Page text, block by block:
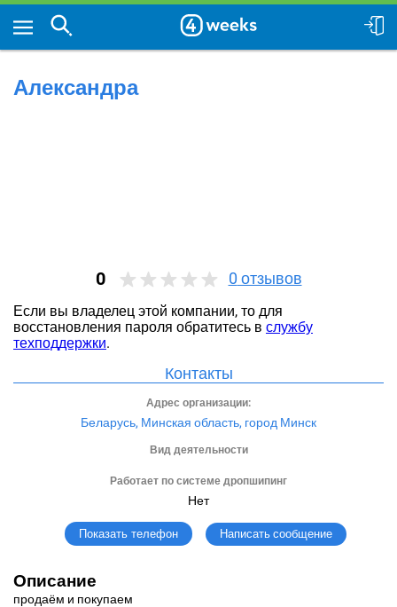
Александра
0 0 отзывов
Если вы владелец этой компании, то для
восстановления пароля обратитесь в службу
техподдержки.
Контакты
Адрес организации:
Беларусь, Минская область, город Минск
Вид деятельности
Работает по системе дропшипинг
Нет
Показать телефон Написать сообщение
Описание
продаём и покупаем